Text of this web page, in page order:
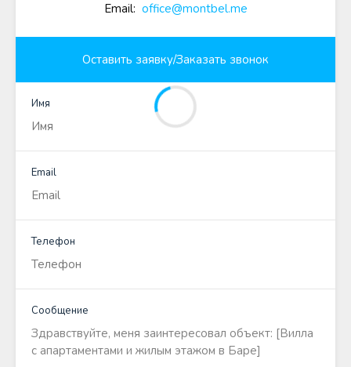
Email: office@montbel.me
Оставить заявку/Заказать звонок
Имя
Email
Телефон
Сообщение